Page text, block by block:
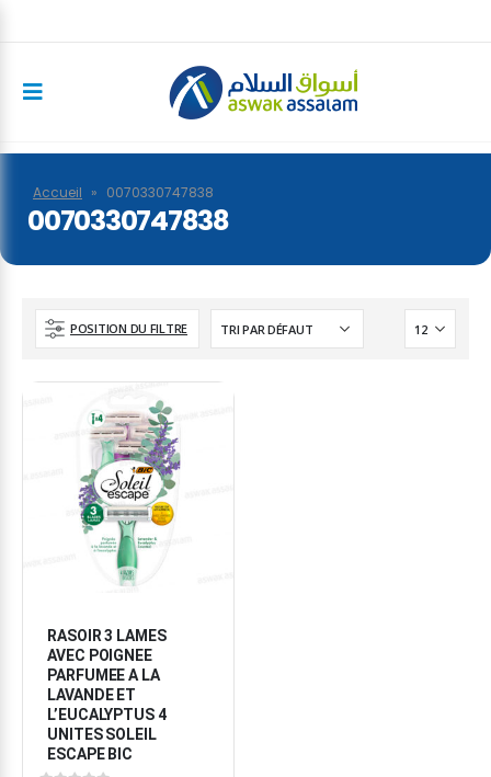
Accueil » 0070330747838
0070330747838
POSITION DU FILTRE
RASOIR 3 LAMES
AVEC POIGNEE
PARFUMEE A LA
LAVANDE ET
L’EUCALYPTUS 4
UNITES SOLEIL
ESCAPE BIC